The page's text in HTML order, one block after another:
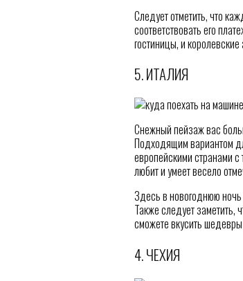
Следует отметить, что
соответствовать его
гостиницы, и
5. ИТАЛИЯ
Снежный пейзаж вас
Подходящим вариантом
европейскими странами
любит и умеет весело
Здесь в новогоднюю
Также следует заметить,
сможете вкусить
4. ЧЕХИЯ